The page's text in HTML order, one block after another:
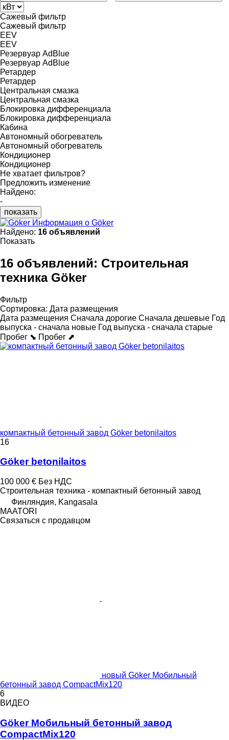
Сажевый фильтр
Сажевый фильтр
EEV
EEV
Резервуар AdBlue
Резервуар AdBlue
Ретардер
Ретардер
Центральная смазка
Центральная смазка
Блокировка дифференциала
Блокировка дифференциала
Кабина
Автономный обогреватель
Автономный обогреватель
Кондиционер
Кондиционер
Не хватает фильтров?
Предложить изменение
Найдено:
-
показать
Информация о Göker
Найдено: 16 объявлений
Показать
16 объявлений: Строительная
техника Göker
Фильтр
Сортировка: Дата размещения
Дата размещения Сначала дорогие Сначала дешевые Год
выпуска - сначала новые Год выпуска - сначала старые
Пробег ⬊ Пробег ⬈
компактный бетонный завод Göker betonilaitos
16
Göker betonilaitos
100 000 € Без НДС
Строительная техника - компактный бетонный завод
Финляндия, Kangasala
MAATORI
Связаться с продавцом
новый Göker Мобильный
бетонный завод CompactMix120
6
ВИДЕО
Göker Мобильный бетонный завод
CompactMix120